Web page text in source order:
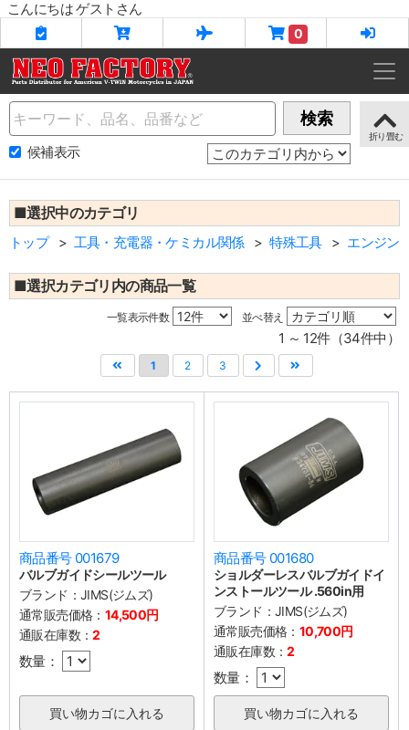
こんにちは ゲストさん
0
Name 検索
候補表示
■選択中のカテゴリ
トップ 工具・充電器・ケミカル関係 特殊工具 エンジン
■選択カテゴリ内の商品一覧
一覧表示件数 並べ替え
1 ～ 12件（34件中）
1 2 3
商品番号 001679
バルブガイドシールツール
ブランド： JIMS(ジムズ)
通常販売価格： 14,500円
通販在庫数：2
数量：
商品番号 001680
ショルダーレスバルブガイドイ
ンストールツール .560in用
ブランド： JIMS(ジムズ)
通常販売価格： 10,700円
通販在庫数：2
数量：